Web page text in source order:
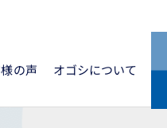
の声 オゴシについて